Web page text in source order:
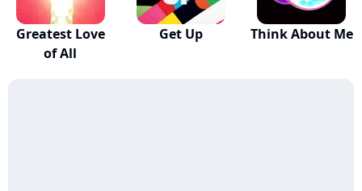
Greatest Love
of All
Get Up Think About Me